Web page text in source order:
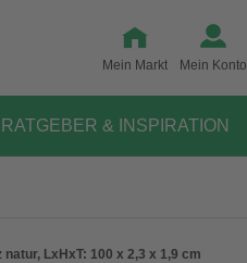
Mein Markt Mein Konto
RATGEBER & INSPIRATION
LxHxT: 100 x 2,3 x 1,9 cm